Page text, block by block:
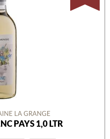
LA GRANGE
PAYS 1,0 LTR